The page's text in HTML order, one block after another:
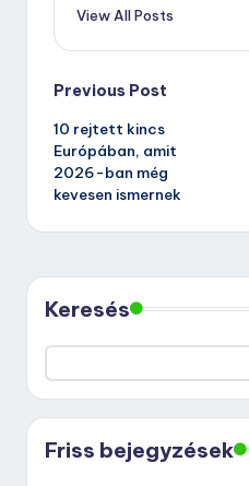
View All Posts
Post
navigation
Previous Post
10 rejtett kincs
Európában, amit
2026-ban még
kevesen ismernek
Keresés
Friss bejegyzések